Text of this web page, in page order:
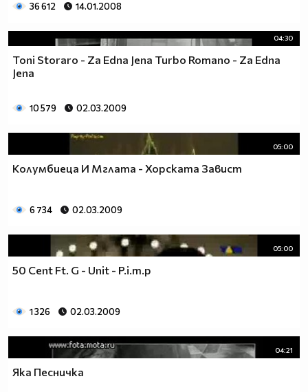
36 612 14.01.2008
04:30
Toni Storaro - Za Edna Jena Turbo Romano - Za Edna
Jena
10 579 02.03.2009
05:00
Колумбиеца И Мглата - Хорската Завист
6 734 02.03.2009
05:00
50 Cent Ft. G - Unit - P.i.m.p
1 326 02.03.2009
04:21
Яка Песничка